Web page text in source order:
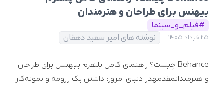
بیهنس برای طراحان و هنرمندان
#فیلم_و_سینما
25 خرداد 1405 نوشته های امیر سعید دهقان
Behance چیست؟ راهنمای کامل پلتفرم بیهنس برای طراحان
و هنرمندانمقدمهدر دنیای امروز، داشتن یک رزومه و نمونه‌کار